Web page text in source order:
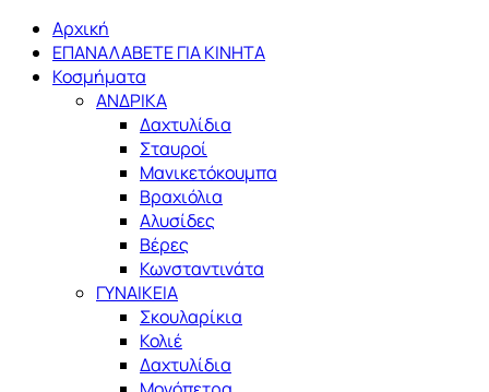
Αρχική
ΕΠΑΝΑΛΑΒΕΤΕ ΓΙΑ ΚΙΝΗΤΑ
Κοσμήματα
ΑΝΔΡΙΚΑ
Δαχτυλίδια
Σταυροί
Μανικετόκουμπα
Βραχιόλια
Αλυσίδες
Βέρες
Κωνσταντινάτα
ΓΥΝΑΙΚΕΙΑ
Σκουλαρίκια
Κολιέ
Δαχτυλίδια